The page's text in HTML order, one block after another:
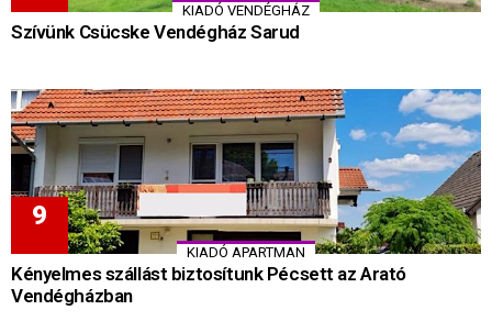
KIADÓ VENDÉGHÁZ
Szívünk Csücske Vendégház Sarud
KIADÓ APARTMAN
Kényelmes szállást biztosítunk Pécsett az Arató
Vendégházban